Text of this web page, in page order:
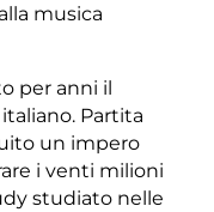
musica
per anni il
Partita
un impero
i venti milioni
studiato nelle